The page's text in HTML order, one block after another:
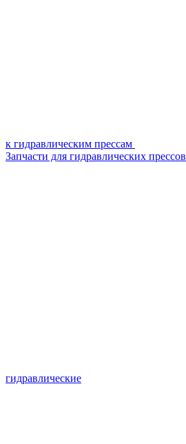
к гидравлическим прессам
Запчасти для гидравлических прессов
гидравлические